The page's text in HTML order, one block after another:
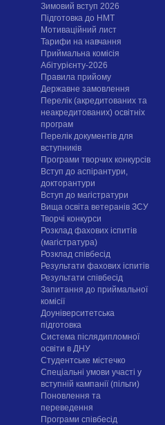
Зимовий вступ 2026
Підготовка до НМТ
Мотиваційний лист
Тарифи на навчання
Приймальна комісія
Абітурієнту-2026
Правила прийому
Державне замовлення
Перелік (акредитованих та
неакредитованих) освітніх
програм
Перелік документів для
вступників
Програми творчих конкурсiв
Вступ до аспірантури,
докторантури
Вступ до магістратури
Вища освіта ветеранів ЗСУ
Творчі конкурси
Розклад фахових іспитів
(магістратура)
Розклад співбесід
Результати фахових іспитів
Результати співбесід
Запитання до приймальної
комісії
Доуніверситетська
підготовка
Система післядипломної
освіти в ДНУ
Cтудентське містечко
Спеціальні умови участі у
вступній кампанії (пільги)
Поновлення та
переведення
Програми співбесід